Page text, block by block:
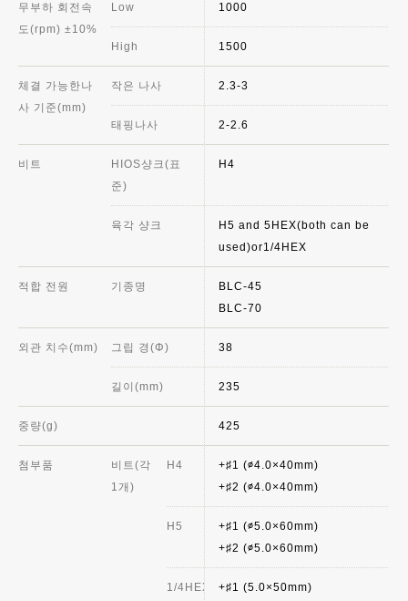
무부하 회전속
도(rpm) ±10%
Low
High
체결 가능한나
사 기준(mm)
작은 나사
태핑나사
비트
HIOS샹크(표
준)
육각 샹크
적합 전원 기종명
외관 치수(mm) 그립 경(Φ)
길이(mm)
중량(g)
첨부품
비트(각
1개)
H4
H5
1/4HEX
1000
1500
2.3-3
2-2.6
H4
H5 and 5HEX(both can be
used)or1/4HEX
BLC-45
BLC-70
38
235
425
+♯1 (∅4.0×40mm)
+♯2 (∅4.0×40mm)
+♯1 (∅5.0×60mm)
+♯2 (∅5.0×60mm)
+♯1 (5.0×50mm)